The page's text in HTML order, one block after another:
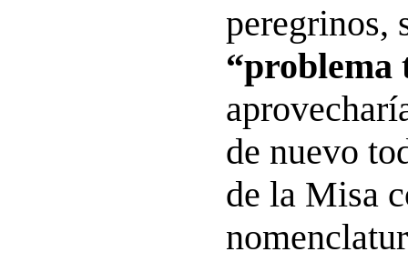
peregrinos,
“problema
de nuevo
de la Misa